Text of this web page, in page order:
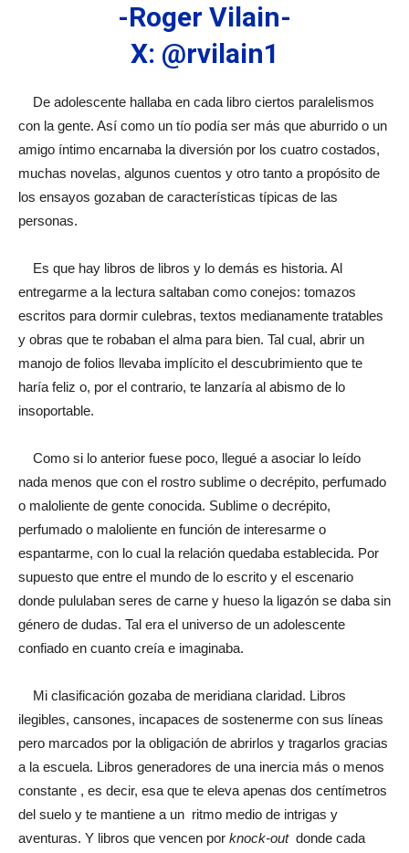
-Roger Vilain-
X: @rvilain1
De adolescente hallaba en cada libro ciertos paralelismos
con la gente. Así como un tío podía ser más que aburrido o un
amigo íntimo encarnaba la diversión por los cuatro costados,
muchas novelas, algunos cuentos y otro tanto a propósito de
los ensayos gozaban de características típicas de las
personas.
Es que hay libros de libros y lo demás es historia. Al
entregarme a la lectura saltaban como conejos: tomazos
escritos para dormir culebras, textos medianamente tratables
y obras que te robaban el alma para bien. Tal cual, abrir un
manojo de folios llevaba implícito el descubrimiento que te
haría feliz o, por el contrario, te lanzaría al abismo de lo
insoportable.
Como si lo anterior fuese poco, llegué a asociar lo leído
nada menos que con el rostro sublime o decrépito, perfumado
o maloliente de gente conocida. Sublime o decrépito,
perfumado o maloliente en función de interesarme o
espantarme, con lo cual la relación quedaba establecida. Por
supuesto que entre el mundo de lo escrito y el escenario
donde pululaban seres de carne y hueso la ligazón se daba sin
género de dudas. Tal era el universo de un adolescente
confiado en cuanto creía e imaginaba.
Mi clasificación gozaba de meridiana claridad. Libros
ilegibles, cansones, incapaces de sostenerme con sus líneas
pero marcados por la obligación de abrirlos y tragarlos gracias
a la escuela. Libros generadores de una inercia más o menos
constante , es decir, esa que te eleva apenas dos centímetros
del suelo y te mantiene a un ritmo medio de intrigas y
aventuras. Y libros que vencen por knock-outdonde cada